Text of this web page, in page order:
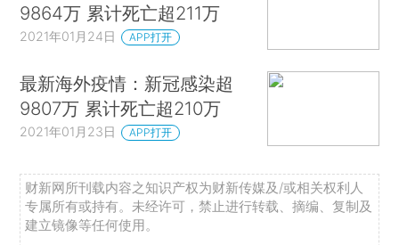
9864万 累计死亡超211万
2021年01月24日 APP打开
最新海外疫情：新冠感染超
9807万 累计死亡超210万
2021年01月23日 APP打开
财新网所刊载内容之知识产权为财新传媒及/或相关权利人
专属所有或持有。未经许可，禁止进行转载、摘编、复制及
建立镜像等任何使用。